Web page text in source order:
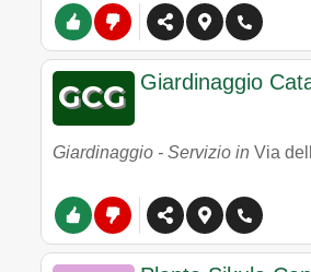
Giardinaggio
Giardinaggio - Servizio in Via